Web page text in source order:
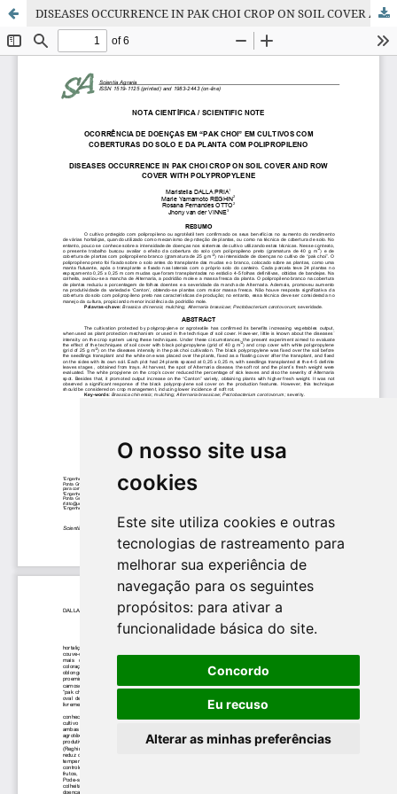
O nosso site usa
cookies
Este site utiliza cookies e outras
tecnologias de rastreamento para
melhorar sua experiência de
navegação para os seguintes
propósitos: para ativar a
funcionalidade básica do site.
Concordo
Eu recuso
Alterar as minhas preferências
DISEASES OCCURRENCE IN PAK CHOI CROP ON SOIL COVER AND ROW COVER WITH POLYPROPYLENE